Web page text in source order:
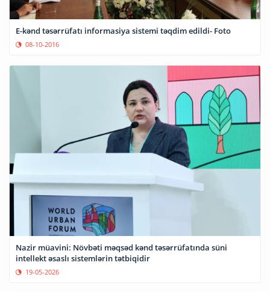
E-kənd təsərrüfatı informasiya sistemi təqdim edildi- Foto
08-10-2016
Nazir müavini: Növbəti məqsəd kənd təsərrüfatında süni
intellekt əsaslı sistemlərin tətbiqidir
19-05-2026